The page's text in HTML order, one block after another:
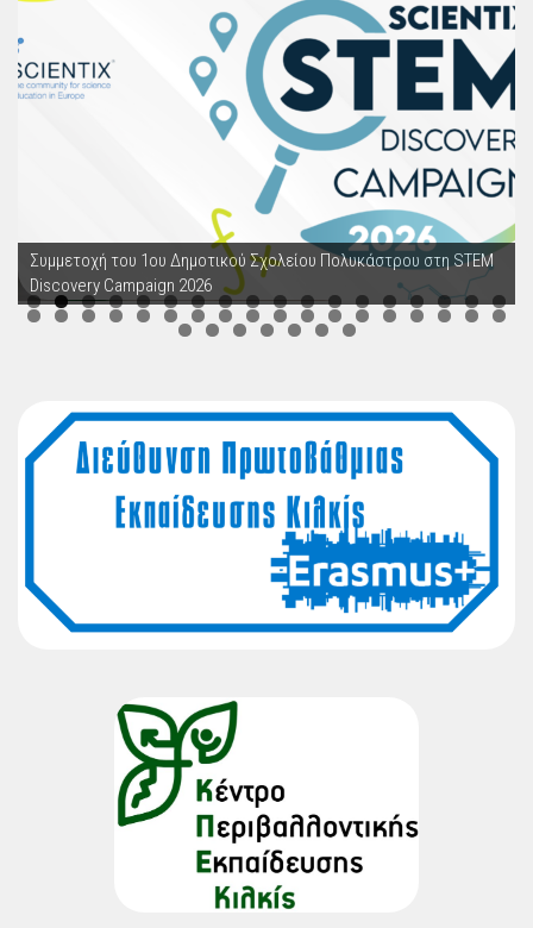
Συμμετοχή του 1ου Δημοτικού Σχολείου Πολυκάστρου στη STEM
Discovery Campaign 2026